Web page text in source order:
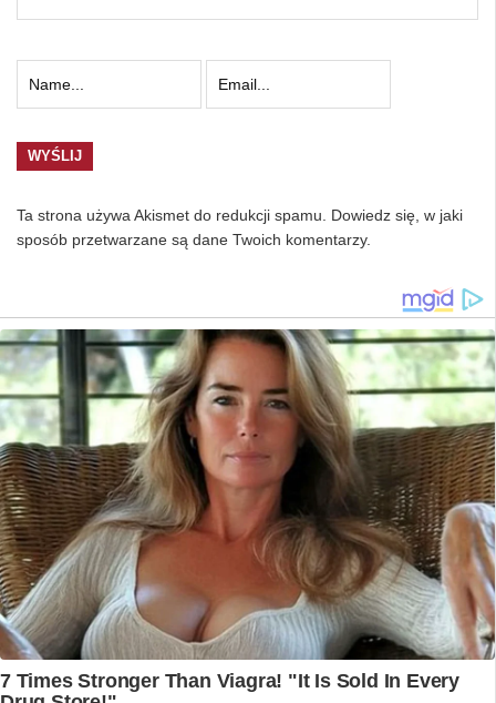
Ta strona używa Akismet do redukcji spamu. Dowiedz się, w jaki
sposób przetwarzane są dane Twoich komentarzy.